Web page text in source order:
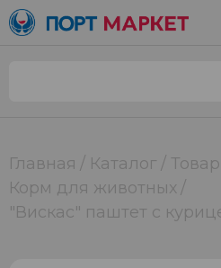
Главная Каталог
Корм для животных
"Вискас" паштет с